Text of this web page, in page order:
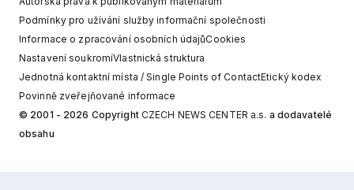
Podmínky pro užívání služby informační společnosti
Informace o zpracování osobních údajůCookies
Nastavení soukromíVlastnická struktura
Jednotná kontaktní místa / Single Points of ContactEtický kodex
Povinně zveřejňované informace
© 2001 - 2026 Copyright CZECH NEWS CENTER a.s. a dodavatelé
obsahu